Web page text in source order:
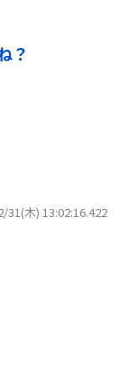
？
31(木) 13:02:16.422